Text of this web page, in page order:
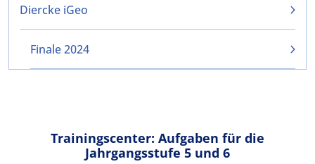
Diercke iGeo
Finale 2024
Trainingscenter: Aufgaben für die
Jahrgangsstufe 5 und 6